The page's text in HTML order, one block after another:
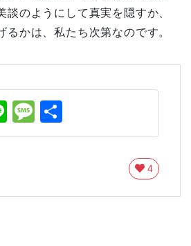
談のようにして真実を隠すか、
るかは、私たち次第なのです。
LineMessage
有
4